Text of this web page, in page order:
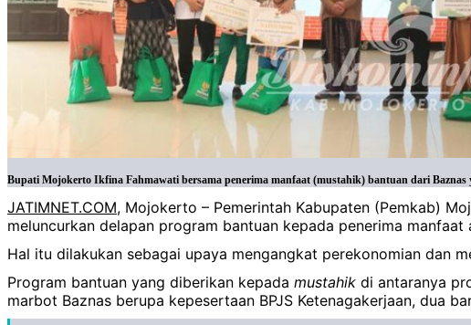
Bupati Mojokerto Ikfina Fahmawati bersama penerima manfaat (mustahik) bantuan dari
JATIMNET.COM, Mojokerto – Pemerintah Kabupaten (Pemkab)
meluncurkan delapan program bantuan kepada penerima manfaat
Hal itu dilakukan sebagai upaya mengangkat perekonomian dan
Program bantuan yang diberikan kepada mustahik di antaranya
marbot Baznas berupa kepesertaan BPJS Ketenagakerjaan, dua